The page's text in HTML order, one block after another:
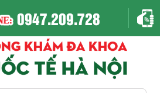
0947.209.728